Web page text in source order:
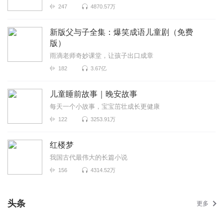
247 4870.57万
新版父与子全集：爆笑成语儿童剧（免费
版）
雨滴老师奇妙课堂，让孩子出口成章
182 3.67亿
儿童睡前故事｜晚安故事
每天一个小故事，宝宝茁壮成长更健康
122 3253.91万
红楼梦
我国古代最伟大的长篇小说
156 4314.52万
头条 更多